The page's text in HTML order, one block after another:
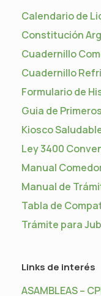
Calendario de
Constitución
Cuadernillo
Cuadernillo
Formulario de
Guia de
Kiosco
Ley 3400
Manual
Manual de
Tabla de
Trámite para
Links de interés
ASAMBLEAS –